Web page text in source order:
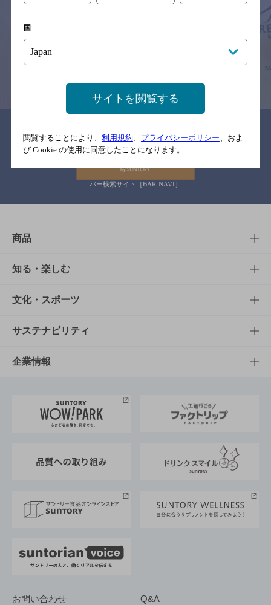
サイトマップ 利用規約
念のためお店にご確認の上ご来店くださいますようお願い申し上げま
バー検索サイト［BAR-NAVI］
商品
商品TOP
商品一覧
商品発売情報
栄養成分一覧
知る・楽しむ
知る・楽しむTOP
キャンペーン
工場見学
地域情報
文化・スポーツ
文化・スポーツTOP
サントリーホール
サントリーサンバーズ大阪
サステナビリティ
サステナビリティTOP
サントリーが考えるサステナビリティ経営
企業情報
企業概要
採用情報
お問い合わせ Q&A
国
サイトを閲覧する
閲覧することにより、 利用規約 プライバシーポリシー 、およ
び Cookie の使用に同意したことになります。